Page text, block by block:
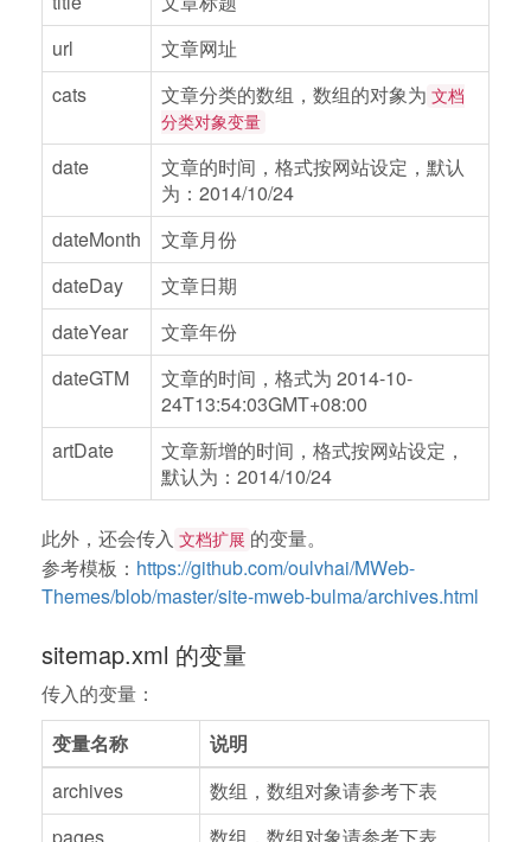
url
文章网址
cats
文章分类的数组，数组的对象为 文档
分类对象变量
date
文章的时间，格式按网站设定，默认
为：2014/10/24
dateMonth
文章月份
dateDay
文章日期
dateYear
文章年份
dateGTM
文章的时间，格式为 2014-10-
24T13:54:03GMT+08:00
artDate
文章新增的时间，格式按网站设定，
默认为：2014/10/24
此外，还会传入 文档扩展 的变量。
参考模板： https://github.com/oulvhai/MWeb-
Themes/blob/master/site-mweb-bulma/archives.html
sitemap.xml 的变量
传入的变量：
变量名称
说明
archives
数组，数组对象请参考下表